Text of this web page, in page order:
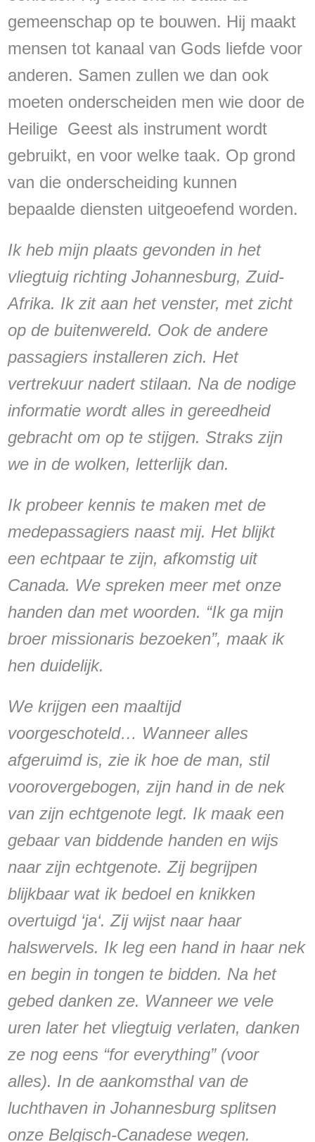
gemeenschap op te bouwen. Hij maakt
mensen tot kanaal van Gods liefde voor
anderen. Samen zullen we dan ook
moeten onderscheiden men wie door de
Heilige Geest als instrument wordt
gebruikt, en voor welke taak. Op grond
van die onderscheiding kunnen
bepaalde diensten uitgeoefend worden.
Ik heb mijn plaats gevonden in het
vliegtuig richting Johannesburg, Zuid-
Afrika. Ik zit aan het venster, met zicht
op de buitenwereld. Ook de andere
passagiers installeren zich. Het
vertrekuur nadert stilaan. Na de nodige
informatie wordt alles in gereedheid
gebracht om op te stijgen. Straks zijn
we in de wolken, letterlijk dan.
Ik probeer kennis te maken met de
medepassagiers naast mij. Het blijkt
een echtpaar te zijn, afkomstig uit
Canada. We spreken meer met onze
handen dan met woorden. “Ik ga mijn
broer missionaris bezoeken”, maak ik
hen duidelijk.
We krijgen een maaltijd
voorgeschoteld… Wanneer alles
afgeruimd is, zie ik hoe de man, stil
voorovergebogen, zijn hand in de nek
van zijn echtgenote legt. Ik maak een
gebaar van biddende handen en wijs
naar zijn echtgenote. Zij begrijpen
blijkbaar wat ik bedoel en knikken
overtuigd ‘ja‘. Zij wijst naar haar
halswervels. Ik leg een hand in haar nek
en begin in tongen te bidden. Na het
gebed danken ze. Wanneer we vele
uren later het vliegtuig verlaten, danken
ze nog eens “for everything” (voor
alles). In de aankomsthal van de
luchthaven in Johannesburg splitsen
onze Belgisch-Canadese wegen.